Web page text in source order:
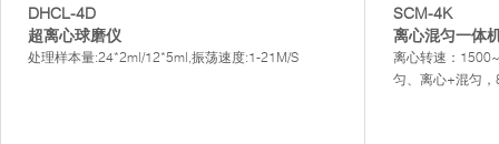
DHCL-4D
超离心球磨仪
处理样本量:24*2ml/12*5ml,振荡速度:1-21M/S
SCM-4K
离心混匀一体
离心转速：
匀、离心+混匀